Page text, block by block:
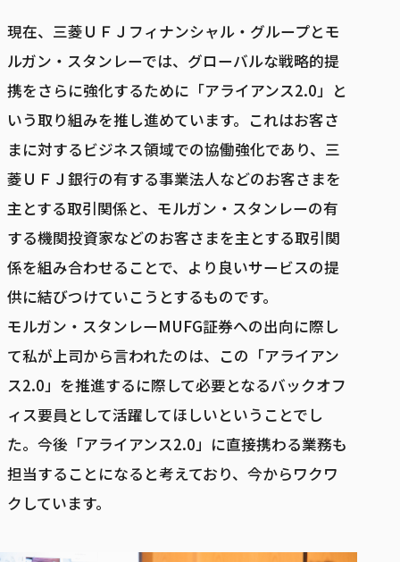
現在、三菱ＵＦＪフィナンシャル・グループとモ
ルガン・スタンレーでは、グローバルな戦略的提
携をさらに強化するために「アライアンス2.0」と
いう取り組みを推し進めています。これはお客さ
まに対するビジネス領域での協働強化であり、三
菱ＵＦＪ銀行の有する事業法人などのお客さまを
主とする取引関係と、モルガン・スタンレーの有
する機関投資家などのお客さまを主とする取引関
係を組み合わせることで、より良いサービスの提
供に結びつけていこうとするものです。
モルガン・スタンレーMUFG証券への出向に際し
て私が上司から言われたのは、この「アライアン
ス2.0」を推進するに際して必要となるバックオフ
ィス要員として活躍してほしいということでし
た。今後「アライアンス2.0」に直接携わる業務も
担当することになると考えており、今からワクワ
クしています。